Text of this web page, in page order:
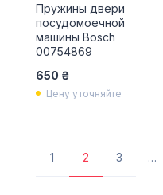
Пружины двери
посудомоечной
машины Bosch
00754869
650 ₴
Цену уточняйте
Сторінка
1
Поточна
2
Сторінка
3 …